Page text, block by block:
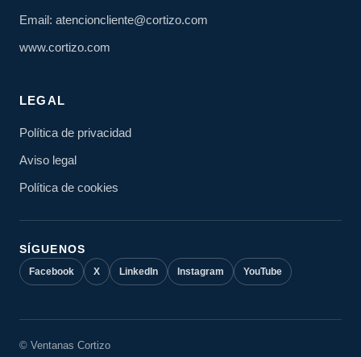
Email: atencioncliente@cortizo.com
www.cortizo.com
LEGAL
Política de privacidad
Aviso legal
Política de cookies
SÍGUENOS
Facebook X LinkedIn Instagram YouTube
© Ventanas Cortizo